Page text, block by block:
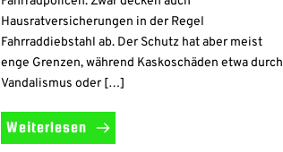
Hausratversicherungen in der Regel
Fahrraddiebstahl ab. Der Schutz hat aber meist
enge Grenzen, während Kaskoschäden etwa durch
Vandalismus oder […]
Weiterlesen